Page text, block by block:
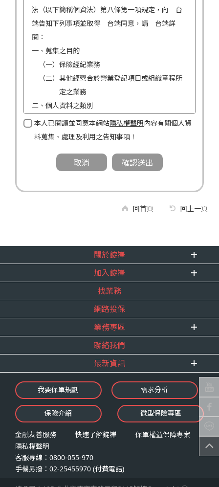
法（以下簡稱個資法）第八條第一項規定，向 台
端告知下列事項並取得 台端同意，請 台端詳
閱：
一、蒐集之目的
（一）保險經紀業務
（二）其他經營合於營業登記項目或組織章程所
定之業務
二、個人資料之類別
（一）姓名
（二）性別
三、個人資料利用之期間、地區、對象及方式
（一）期間：蒐集之目的存續期間及依法令規定
（四）方式：自動化機器或其他非自動化之方
四、當事人依個資法第三條規定得行使之權利及方
（一）當事人得行使之權利
台端就錠嵂公司向 台端所蒐集之個人資
料，得向錠嵂公司行使下列權利，除法令
另有規定或履行契約所必要外，錠嵂公司
查詢或請求閱覽。
請求製給複製本。
請求補充或更正。
請求停止蒐集、處理或利用。
請求刪除。
（二）當事人行使權利之方式
台端如欲行使上述權利時，得以書面方式
向錠嵂公司申請，申請書面送達地址：台
本人已閱讀並同意本網站隱私權聲明內容有關個人資
料蒐集、處理及利用之告知事項！
回首頁 回上一頁
關於錠嵂
企業資訊
重要事跡
得獎紀錄
服務宣言
合作夥伴
加入錠嵂
內勤招聘
精英招募
年度增員計畫
找業務
網路投保
業務專區
E 線資源網
聯絡我們
最新資訊
最新消息
錠嵂焦點
影音頻道
業務資源分享
我要保單規劃 需求分析
保險介紹 微型保險專區
金融友善服務 快速了解錠嵂
保單權益保障專案
隱私權聲明
客服專線：0800-055-970
手機另撥：02-25455970 (付費電話)